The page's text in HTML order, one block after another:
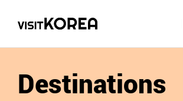
Destinations